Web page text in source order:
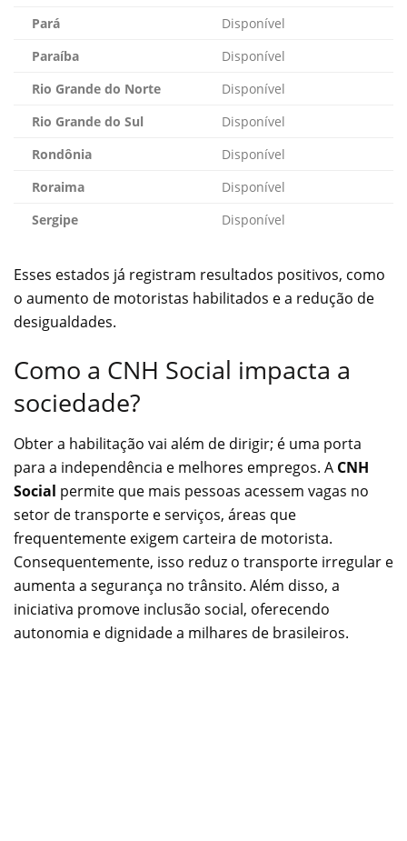
Pará
Disponível
Paraíba
Disponível
Rio Grande do Norte
Disponível
Rio Grande do Sul
Disponível
Rondônia
Disponível
Roraima
Disponível
Sergipe
Disponível
Esses estados já registram resultados positivos, como
o aumento de motoristas habilitados e a redução de
desigualdades.
Como a CNH Social impacta a
sociedade?
Obter a habilitação vai além de dirigir; é uma porta
para a independência e melhores empregos. A CNH
Social permite que mais pessoas acessem vagas no
setor de transporte e serviços, áreas que
frequentemente exigem carteira de motorista.
Consequentemente, isso reduz o transporte irregular e
aumenta a segurança no trânsito. Além disso, a
iniciativa promove inclusão social, oferecendo
autonomia e dignidade a milhares de brasileiros.